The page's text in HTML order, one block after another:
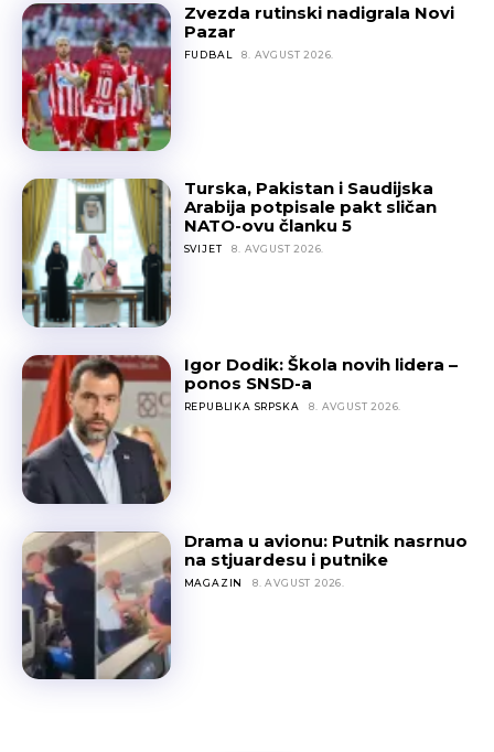
Zvezda rutinski nadigrala Novi
Pazar
FUDBAL 8. AVGUST 2026.
Turska, Pakistan i Saudijska
Arabija potpisale pakt sličan
NATO-ovu članku 5
SVIJET 8. AVGUST 2026.
Igor Dodik: Škola novih lidera –
ponos SNSD-a
REPUBLIKA SRPSKA 8. AVGUST 2026.
Drama u avionu: Putnik nasrnuo
na stjuardesu i putnike
MAGAZIN 8. AVGUST 2026.